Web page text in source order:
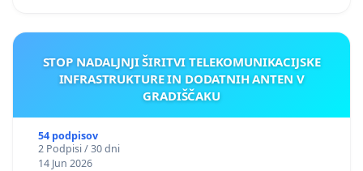
STOP NADALJNJI ŠIRITVI TELEKOMUNIKACIJSKE
INFRASTRUKTURE IN DODATNIH ANTEN V
GRADIŠČAKU
54 podpisov
2 Podpisi / 30 dni
14 Jun 2026